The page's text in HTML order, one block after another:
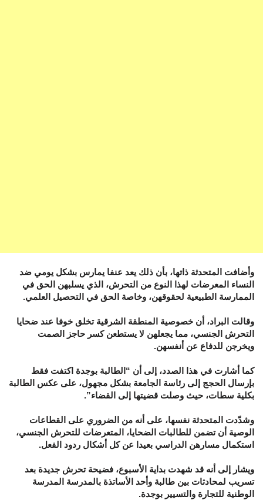
وأضافت المتحدثة ذاتها، بأن ذلك يعد عنفا يمارس بشكل يومي ضد
النساء المعرضات لهذا النوع من التحرش، الذي يسلبهن الحق في
الممارسة الطبيعية لحقوقهن، وخاصة الحق في التحصيل العلمي.
وقالت البراد، أن خصوصية المنطقة الشرقية تخلق خوفا عند ضحايا
التحرش الجنسي، مما يجعلهن لا يستطعن كسر حاجز الصمت
ويخرجن للدفاع عن أنفسهن.
كما أشارت في هذا الصدد، إلى أن “الطالبة بوجدة اكتفت فقط
بإرسال الحجج إلى رئاسة الجامعة بشكل مجهول، على عكس الطالبة
بكلية سطات، حيث وصلت قضيتها إلى القضاء”.
وشدّدت المتحدثة نفسها، على أنه من الضروري على القطاعات
الوصية أن تضمن للطالبات الضحايا، المتعرضات للتحرش الجنسي،
استكمال مسارهن الدراسي بعيدا عن كل أشكال ردود الفعل.
ويشار إلى أنه قد شهدت بداية الأسبوع، فضيحة تحرش جديدة بعد
تسريب لمحادثات بين طالبة وأحد الأساتذة بالمدرسة المدرسة
الوطنية للتجارة والتسيير بوجدة.